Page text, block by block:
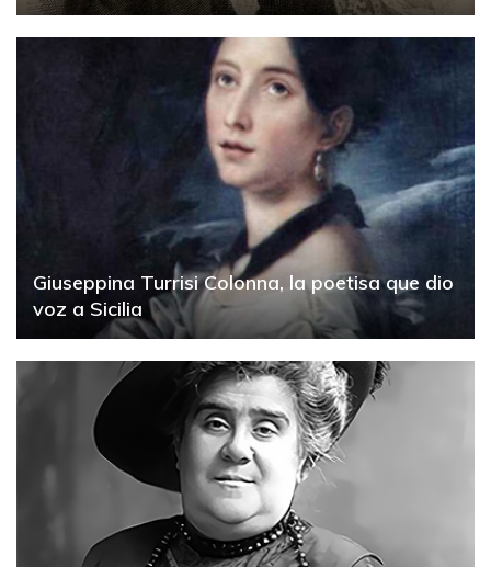
Giuseppina Turrisi Colonna, la poetisa que dio
voz a Sicilia